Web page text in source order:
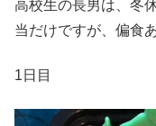
高校生の長男は、冬
当だけですが、偏食
1日目